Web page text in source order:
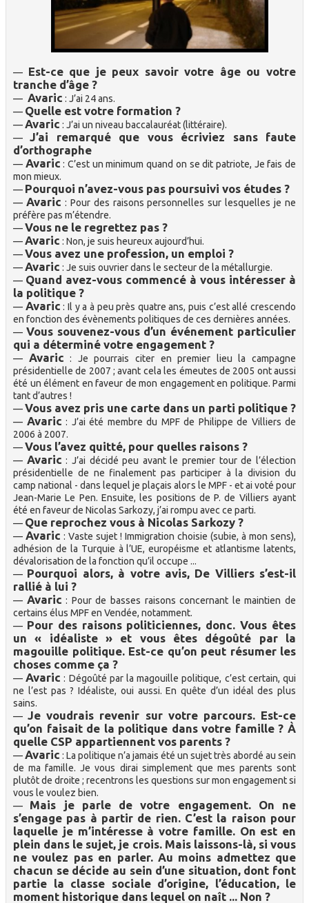
— Est-ce que je peux savoir votre âge ou votre
tranche d’âge ?
— Avaric : J’ai 24 ans.
— Quelle est votre formation ?
—Avaric : J’ai un niveau baccalauréat (littéraire).
—J’ai remarqué que vous écriviez sans faute
d’orthographe
— Avaric : C’est un minimum quand on se dit patriote, Je fais de
mon mieux.
— Pourquoi n’avez-vous pas poursuivi vos études ?
— Avaric : Pour des raisons personnelles sur lesquelles je ne
préfère pas m’étendre.
—Vous ne le regrettez pas ?
—Avaric : Non, je suis heureux aujourd’hui.
—Vous avez une profession, un emploi ?
—Avaric : Je suis ouvrier dans le secteur de la métallurgie.
— Quand avez-vous commencé à vous intéresser à
la politique ?
— Avaric : Il y a à peu près quatre ans, puis c’est allé crescendo
en fonction des évènements politiques de ces dernières années.
— Vous souvenez-vous d’un événement particulier
qui a déterminé votre engagement ?
— Avaric : Je pourrais citer en premier lieu la campagne
présidentielle de 2007 ; avant cela les émeutes de 2005 ont aussi
été un élément en faveur de mon engagement en politique. Parmi
tant d’autres !
—Vous avez pris une carte dans un parti politique ?
— Avaric : J’ai été membre du MPF de Philippe de Villiers de
2006 à 2007.
—Vous l’avez quitté, pour quelles raisons ?
— Avaric : J’ai décidé peu avant le premier tour de l’élection
présidentielle de ne finalement pas participer à la division du
camp national - dans lequel je plaçais alors le MPF - et ai voté pour
Jean-Marie Le Pen. Ensuite, les positions de P. de Villiers ayant
été en faveur de Nicolas Sarkozy, j’ai rompu avec ce parti.
— Que reprochez vous à Nicolas Sarkozy ?
— Avaric : Vaste sujet ! Immigration choisie (subie, à mon sens),
adhésion de la Turquie à l’UE, européisme et atlantisme latents,
dévalorisation de la fonction qu’il occupe ...
— Pourquoi alors, à votre avis, De Villiers s’est-il
rallié à lui ?
— Avaric : Pour de basses raisons concernant le maintien de
certains élus MPF en Vendée, notamment.
— Pour des raisons politiciennes, donc. Vous êtes
un « idéaliste » et vous êtes dégoûté par la
magouille politique. Est-ce qu’on peut résumer les
choses comme ça ?
—Avaric : Dégoûté par la magouille politique, c’est certain, qui
ne l’est pas ? Idéaliste, oui aussi. En quête d’un idéal des plus
sains.
—Je voudrais revenir sur votre parcours. Est-ce
qu’on faisait de la politique dans votre famille ? À
quelle CSP appartiennent vos parents ?
—Avaric : La politique n’a jamais été un sujet très abordé au sein
de ma famille. Je vous dirai simplement que mes parents sont
plutôt de droite ; recentrons les questions sur mon engagement si
vous le voulez bien.
— Mais je parle de votre engagement. On ne
s’engage pas à partir de rien. C’est la raison pour
laquelle je m’intéresse à votre famille. On est en
plein dans le sujet, je crois. Mais laissons-là, si vous
ne voulez pas en parler. Au moins admettez que
chacun se décide au sein d’une situation, dont font
partie la classe sociale d’origine, l’éducation, le
moment historique dans lequel on naît ... Non ?